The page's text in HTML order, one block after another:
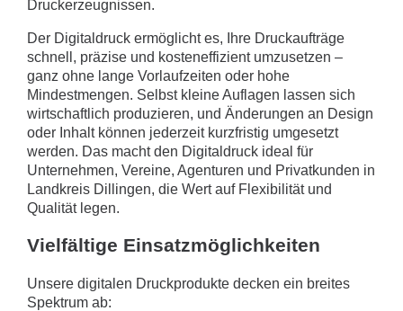
Druckerzeugnissen.
Der Digitaldruck ermöglicht es, Ihre Druckaufträge
schnell, präzise und kosteneffizient umzusetzen –
ganz ohne lange Vorlaufzeiten oder hohe
Mindestmengen. Selbst kleine Auflagen lassen sich
wirtschaftlich produzieren, und Änderungen an Design
oder Inhalt können jederzeit kurzfristig umgesetzt
werden. Das macht den Digitaldruck ideal für
Unternehmen, Vereine, Agenturen und Privatkunden in
Landkreis Dillingen, die Wert auf Flexibilität und
Qualität legen.
Vielfältige Einsatzmöglichkeiten
Unsere digitalen Druckprodukte decken ein breites
Spektrum ab: